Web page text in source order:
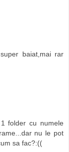
baiat,mai rar
folder cu numele
nu le pot
sa fac?:((